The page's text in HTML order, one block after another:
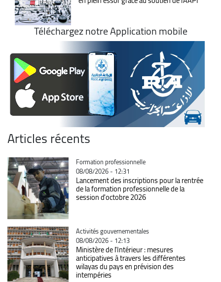
Téléchargez notre Application mobile
Articles récents
Catégorie
Formation professionnelle
08/08/2026 - 12:31
Lancement des inscriptions pour la rentrée
de la formation professionnelle de la
session d'octobre 2026
Catégorie
Activités gouvernementales
08/08/2026 - 12:13
Ministère de l'Intérieur : mesures
anticipatives à travers les différentes
wilayas du pays en prévision des
intempéries